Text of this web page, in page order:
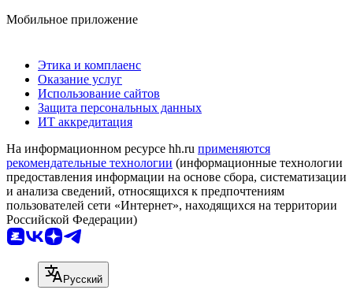
Мобильное приложение
Этика и комплаенс
Оказание услуг
Использование сайтов
Защита персональных данных
ИТ аккредитация
На информационном ресурсе hh.ru применяются
рекомендательные технологии (информационные технологии
предоставления информации на основе сбора, систематизации
и анализа сведений, относящихся к предпочтениям
пользователей сети «Интернет», находящихся на территории
Российской Федерации)
Русский